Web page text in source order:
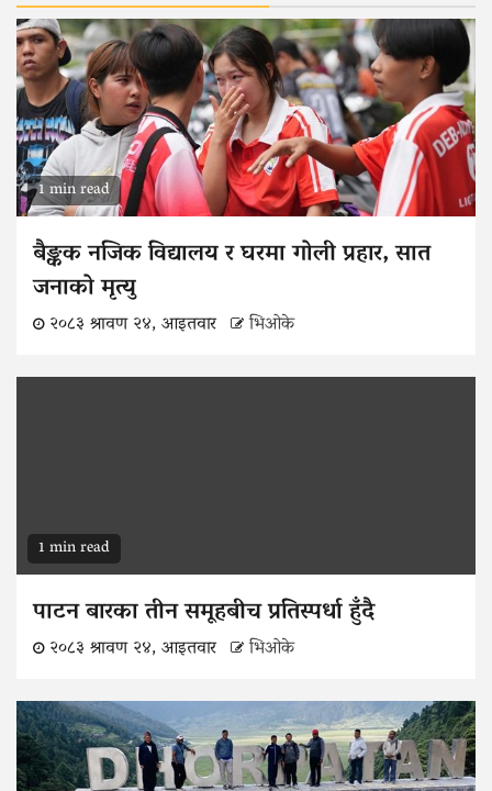
1 min read
बैङ्कक नजिक विद्यालय र घरमा गोली प्रहार, सात
जनाको मृत्यु
२०८३ श्रावण २४, आइतवार भिओके
1 min read
पाटन बारका तीन समूहबीच प्रतिस्पर्धा हुँदै
२०८३ श्रावण २४, आइतवार भिओके